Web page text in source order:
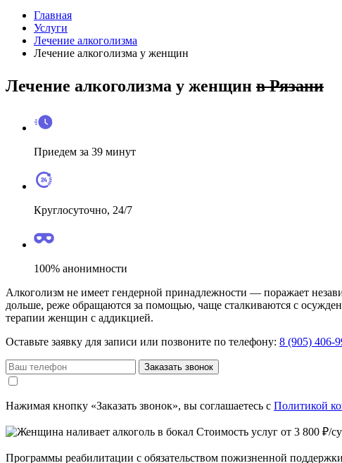
Главная
Услуги
Лечение алкоголизма
Лечение алкоголизма у женщин
Лечение алкоголизма у женщин в Рязани
Приедем за 39 минут
Круглосуточно, 24/7
100% анонимности
Алкоголизм не имеет гендерной принадлежности — поражает
дольше, реже обращаются за помощью, чаще сталкиваются с
терапии женщин с аддикцией.
Оставьте заявку для записи или позвоните по телефону: 8 (905) 406-
Заказать звонок
Нажимая кнопку «Заказать звонок», вы соглашаетесь с Политикой
Стоимость услуг от 3 800 ₽/
Программы реабилитации с обязательством пожизненной